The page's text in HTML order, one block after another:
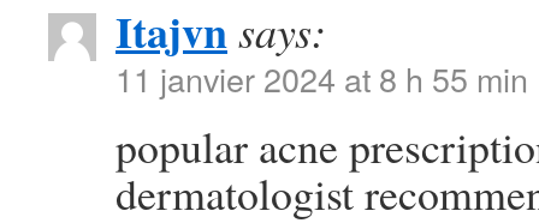
Itajvnsays:
11 janvier 2024 at 8 h 55 min
popular acne
dermatologist